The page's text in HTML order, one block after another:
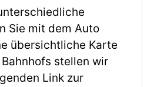
Sie mit dem Auto
übersichtliche Karte
stellen wir
Link zur